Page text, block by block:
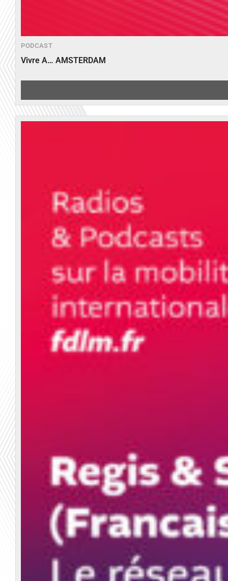
PODCAST
Vivre A… AMSTERDAM